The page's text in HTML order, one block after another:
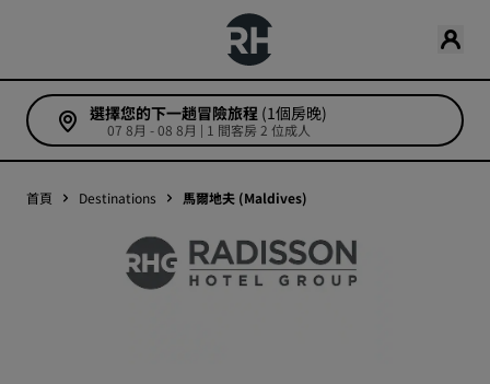
選擇您的下一趟冒險旅程 (1個房晚)
07 8月 - 08 8月 | 1 間客房 2 位成人
首頁 Destinations 馬爾地夫 (Maldives)